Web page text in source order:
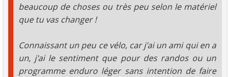
beaucoup de choses ou très peu selon le matériel
que tu vas changer !
Connaissant un peu ce vélo, car j'ai un ami qui en a
un, j'ai le sentiment que pour des randos ou un
programme enduro léger sans intention de faire